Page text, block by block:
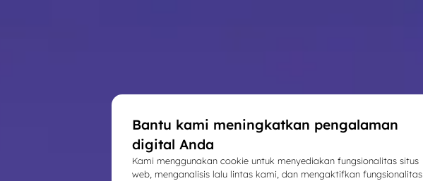
Bantu kami meningkatkan pengalaman
digital Anda
Kami menggunakan cookie untuk menyediakan fungsionalitas situs
web, menganalisis lalu lintas kami, dan mengaktifkan fungsionalitas